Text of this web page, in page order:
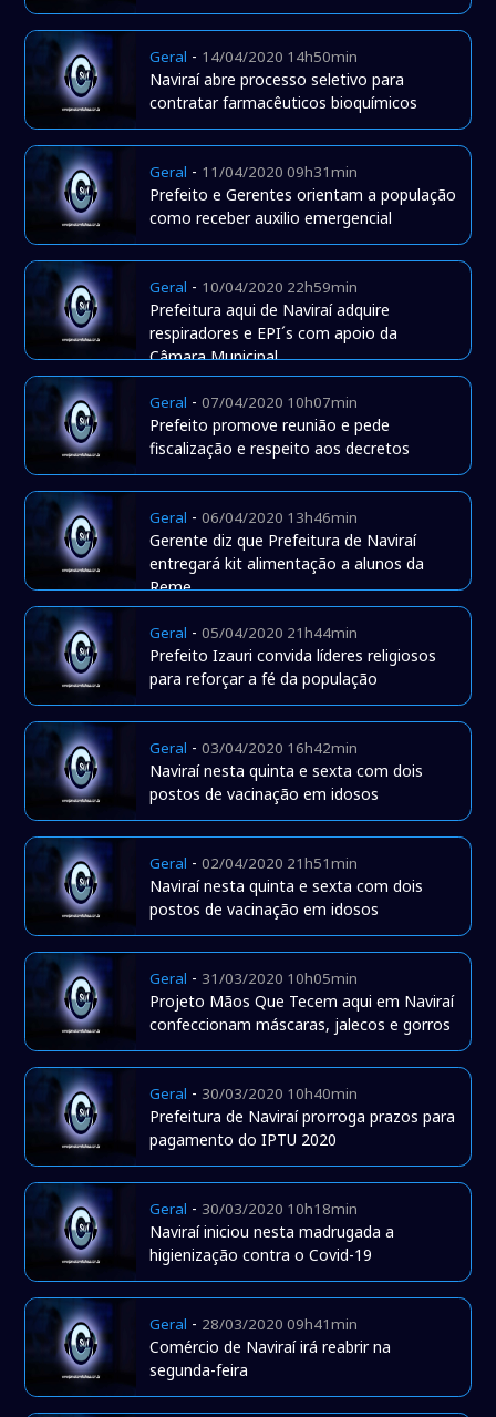
Geral - 14/04/2020 14h50min
Naviraí abre processo seletivo para
contratar farmacêuticos bioquímicos
Geral - 11/04/2020 09h31min
Prefeito e Gerentes orientam a população
como receber auxilio emergencial
Geral - 10/04/2020 22h59min
Prefeitura aqui de Naviraí adquire
respiradores e EPI´s com apoio da
Câmara Municipal
Geral -07/04/2020 10h07min
Prefeito promove reunião e pede
fiscalização e respeito aos decretos
Geral -06/04/2020 13h46min
Gerente diz que Prefeitura de Naviraí
entregará kit alimentação a alunos da
Reme
Geral -05/04/2020 21h44min
Prefeito Izauri convida líderes religiosos
para reforçar a fé da população
Geral -03/04/2020 16h42min
Naviraí nesta quinta e sexta com dois
postos de vacinação em idosos
Geral -02/04/2020 21h51min
Naviraí nesta quinta e sexta com dois
postos de vacinação em idosos
Geral - 31/03/2020 10h05min
Projeto Mãos Que Tecem aqui em Naviraí
confeccionam máscaras, jalecos e gorros
Geral - 30/03/2020 10h40min
Prefeitura de Naviraí prorroga prazos para
pagamento do IPTU 2020
Geral - 30/03/2020 10h18min
Naviraí iniciou nesta madrugada a
higienização contra o Covid-19
Geral - 28/03/2020 09h41min
Comércio de Naviraí irá reabrir na
segunda-feira